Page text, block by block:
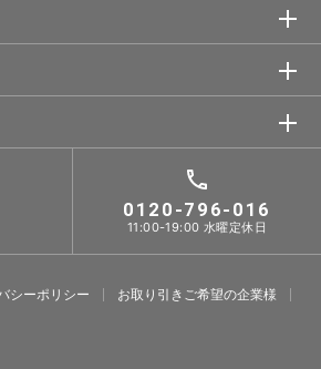
0120-796-016
11:00-19:00 水曜定休日
シーポリシー
お取り引きご希望の企業様